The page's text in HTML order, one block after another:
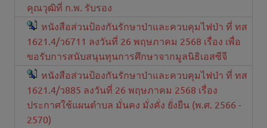
คุณวุฒิที่ ก.พ. รับรอง
หนังสือส่วนป้องกันรักษาป่าและควบคุมไฟป่า ที่ ทส
1621.4/ว6711 ลงวันที่ 26 พฤษภาคม 2568 เรื่อง เพื่อ
ขอรับการสนับสนุนทุนการศึกษาจากมูลนิธิเอสซีจี
หนังสือส่วนป้องกันรักษาป่าและควบคุมไฟป่า ที่ ทส
1621.4/ว885 ลงวันที่ 26 พฤษภาคม 2568 เรื่อง
ประกาศใช้แผนตำบล มั่นคง มั่งคั่ง ยั่งยืน (พ.ศ. 2566 -
2570)